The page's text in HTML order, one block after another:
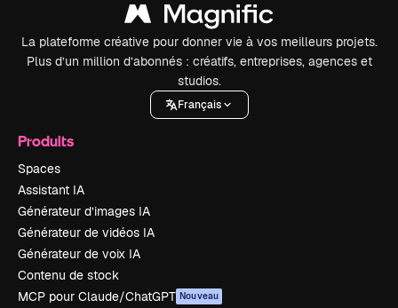
La plateforme créative pour donner vie à vos meilleurs projets.
Plus d’un million d’abonnés : créatifs, entreprises, agences et
studios.
Français
Produits
Spaces
Assistant IA
Générateur d’images IA
Générateur de vidéos IA
Générateur de voix IA
Contenu de stock
MCP pour Claude/ChatGPT Nouveau